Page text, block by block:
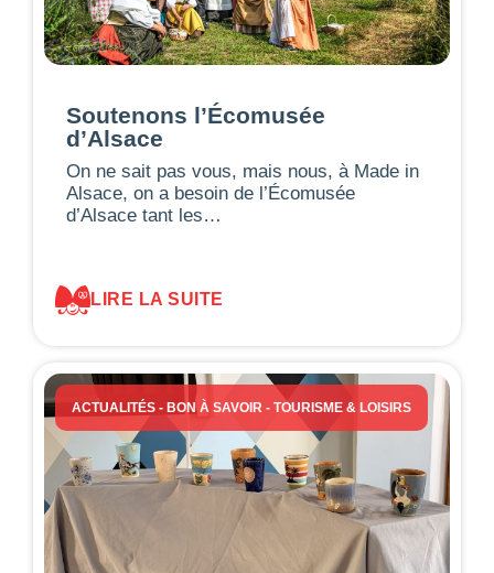
Soutenons l’Écomusée
d’Alsace
On ne sait pas vous, mais nous, à Made in
Alsace, on a besoin de l’Écomusée
d’Alsace tant les…
LIRE LA SUITE
ACTUALITÉS - BON À SAVOIR - TOURISME & LOISIRS